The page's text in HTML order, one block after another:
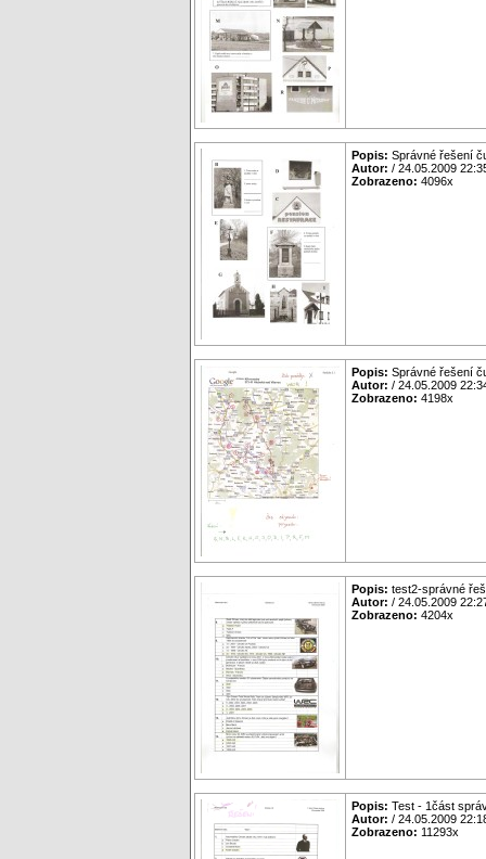
Popis: Správné řešení
Autor: / 24.05.2009
Zobrazeno: 4096x
Popis: Správné řešení
Autor: / 24.05.2009
Zobrazeno: 4198x
Popis: test2-správné
Autor: / 24.05.2009
Zobrazeno: 4204x
Popis: Test - 1část
Autor: / 24.05.2009
Zobrazeno: 11293x